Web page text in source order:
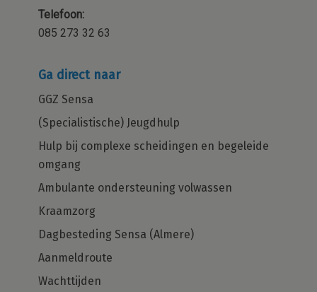
Telefoon:
085 273 32 63
Ga direct naar
GGZ Sensa
(Specialistische) Jeugdhulp
Hulp bij complexe scheidingen en begeleide
omgang
Ambulante ondersteuning volwassen
Kraamzorg
Dagbesteding Sensa (Almere)
Aanmeldroute
Wachttijden